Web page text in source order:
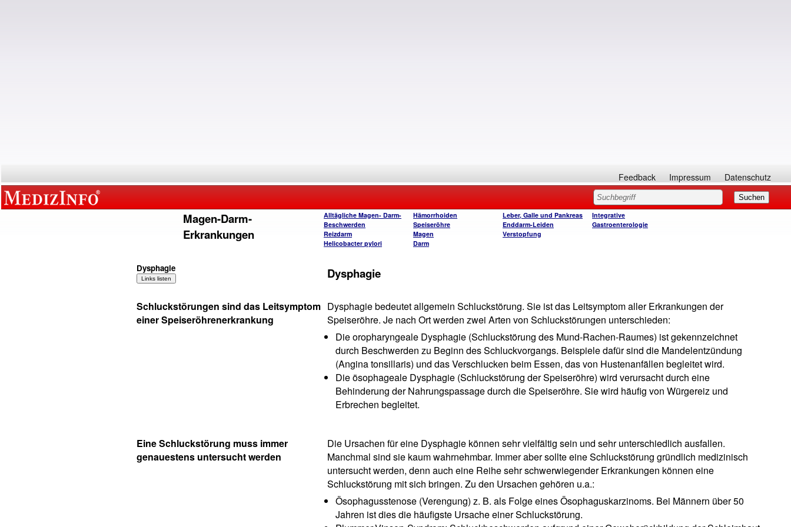
Feedback Impressum Datenschutz
Magen-Darm-
Erkrankungen
Alltägliche Magen- Darm-
Beschwerden
Reizdarm
Helicobacter pylori
Hämorrhoiden
Speiseröhre
Magen
Darm
Leber, Galle und Pankreas
Enddarm-Leiden
Verstopfung
Integrative
Gastroenterologie
Dysphagie Dysphagie
Schluckstörungen sind das Leitsymptom
einer Speiseröhrenerkrankung
Dysphagie bedeutet allgemein Schluckstörung. Sie ist das Leitsymptom aller Erkrankungen der
Speiseröhre. Je nach Ort werden zwei Arten von Schluckstörungen unterschieden:
Die oropharyngeale Dysphagie (Schluckstörung des Mund-Rachen-Raumes) ist gekennzeichnet
durch Beschwerden zu Beginn des Schluckvorgangs. Beispiele dafür sind die Mandelentzündung
(Angina tonsillaris) und das Verschlucken beim Essen, das von Hustenanfällen begleitet wird.
Die ösophageale Dysphagie (Schluckstörung der Speiseröhre) wird verursacht durch eine
Behinderung der Nahrungspassage durch die Speiseröhre. Sie wird häufig von Würgereiz und
Erbrechen begleitet.
Eine Schluckstörung muss immer
genauestens untersucht werden
Die Ursachen für eine Dysphagie können sehr vielfältig sein und sehr unterschiedlich ausfallen.
Manchmal sind sie kaum wahrnehmbar. Immer aber sollte eine Schluckstörung gründlich medizinisch
untersucht werden, denn auch eine Reihe sehr schwerwiegender Erkrankungen können eine
Schluckstörung mit sich bringen. Zu den Ursachen gehören u.a.:
Ösophagusstenose (Verengung) z. B. als Folge eines Ösophaguskarzinoms. Bei Männern über 50
Jahren ist dies die häufigste Ursache einer Schluckstörung.